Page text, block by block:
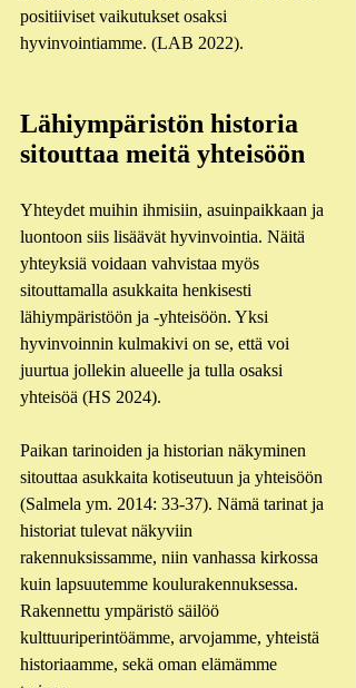
positiiviset vaikutukset osaksi
hyvinvointiamme. (LAB 2022).
Lähiympäristön historia
sitouttaa meitä yhteisöön
Yhteydet muihin ihmisiin, asuinpaikkaan ja
luontoon siis lisäävät hyvinvointia. Näitä
yhteyksiä voidaan vahvistaa myös
sitouttamalla asukkaita henkisesti
lähiympäristöön ja -yhteisöön. Yksi
hyvinvoinnin kulmakivi on se, että voi
juurtua jollekin alueelle ja tulla osaksi
yhteisöä (HS 2024).
Paikan tarinoiden ja historian näkyminen
sitouttaa asukkaita kotiseutuun ja yhteisöön
(Salmela ym. 2014: 33-37). Nämä tarinat ja
historiat tulevat näkyviin
rakennuksissamme, niin vanhassa kirkossa
kuin lapsuutemme koulurakennuksessa.
Rakennettu ympäristö säilöö
kulttuuriperintöämme, arvojamme, yhteistä
historiaamme, sekä oman elämämme